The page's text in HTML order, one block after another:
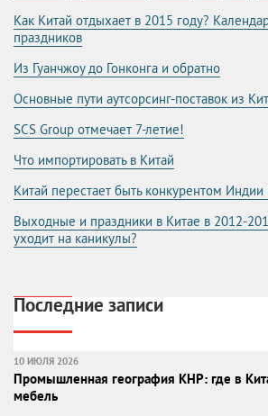
Как Китай отдыхает в 2015 году?
праздников
Из Гуанчжоу до Гонконга и обратно
Основные пути аутсорсинг-поставок из
SCS Group отмечает 7-летие!
Что импортировать в Китай
Китай перестает быть конкурентом
Выходные и праздники в Китае в 2012-
уходит на каникулы?
Последние записи
10 ИЮЛЯ 2026
Промышленная география КНР: где в
мебель